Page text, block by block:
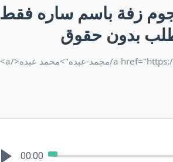
زفة باسم ساره فقط
بدون حقوق
00:00